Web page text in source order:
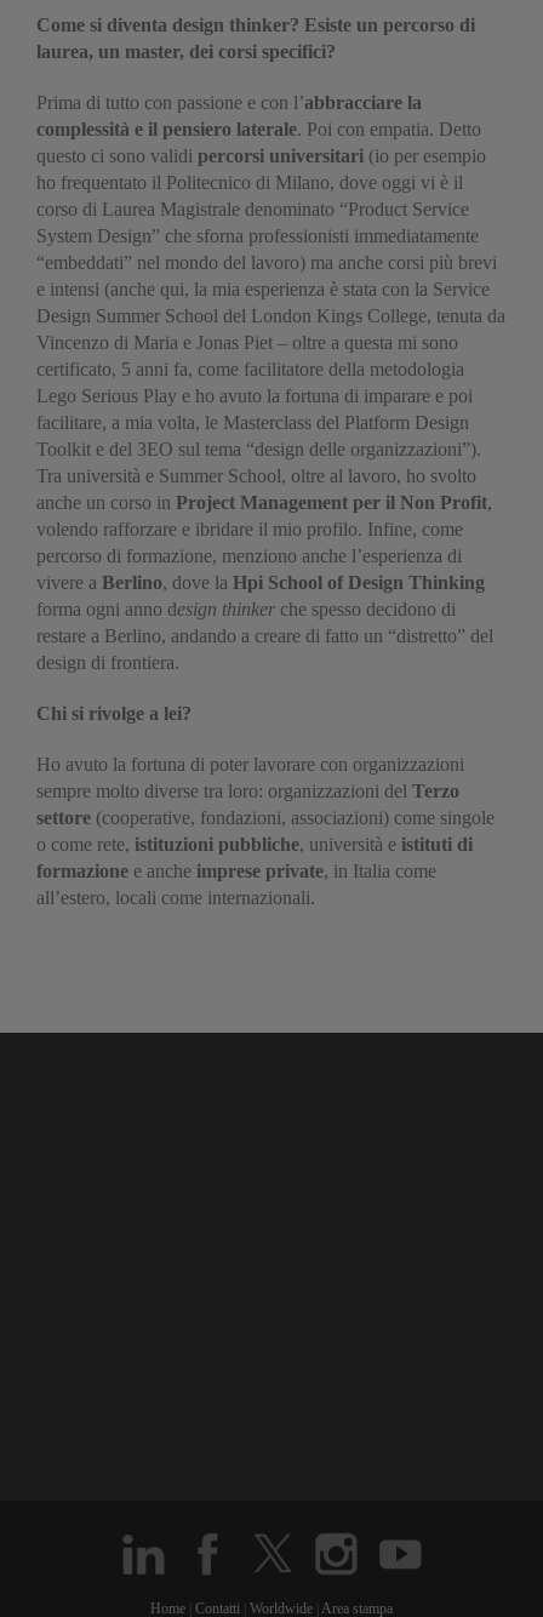
Come si diventa design thinker? Esiste un percorso di
laurea, un master, dei corsi specifici?
Prima di tutto con passione e con l’abbracciare la
complessità e il pensiero laterale. Poi con empatia. Detto
questo ci sono validi percorsi universitari (io per esempio
ho frequentato il Politecnico di Milano, dove oggi vi è il
corso di Laurea Magistrale denominato “Product Service
System Design” che sforna professionisti immediatamente
“embeddati” nel mondo del lavoro) ma anche corsi più brevi
e intensi (anche qui, la mia esperienza è stata con la Service
Design Summer School del London Kings College, tenuta da
Vincenzo di Maria e Jonas Piet – oltre a questa mi sono
certificato, 5 anni fa, come facilitatore della metodologia
Lego Serious Play e ho avuto la fortuna di imparare e poi
facilitare, a mia volta, le Masterclass del Platform Design
Toolkit e del 3EO sul tema “design delle organizzazioni”).
Tra università e Summer School, oltre al lavoro, ho svolto
anche un corso in Project Management per il Non Profit,
volendo rafforzare e ibridare il mio profilo. Infine, come
percorso di formazione, menziono anche l’esperienza di
vivere a Berlino, dove la Hpi School of Design Thinking
forma ogni anno design thinker che spesso decidono di
restare a Berlino, andando a creare di fatto un “distretto” del
design di frontiera.
Chi si rivolge a lei?
Ho avuto la fortuna di poter lavorare con organizzazioni
sempre molto diverse tra loro: organizzazioni del Terzo
settore (cooperative, fondazioni, associazioni) come singole
o come rete, istituzioni pubbliche, università e istituti di
formazione e anche imprese private, in Italia come
all’estero, locali come internazionali.
Home Contatti Worldwide Area stampa